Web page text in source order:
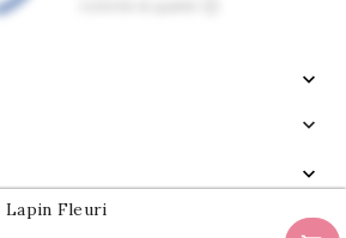
Lapin Fleuri


